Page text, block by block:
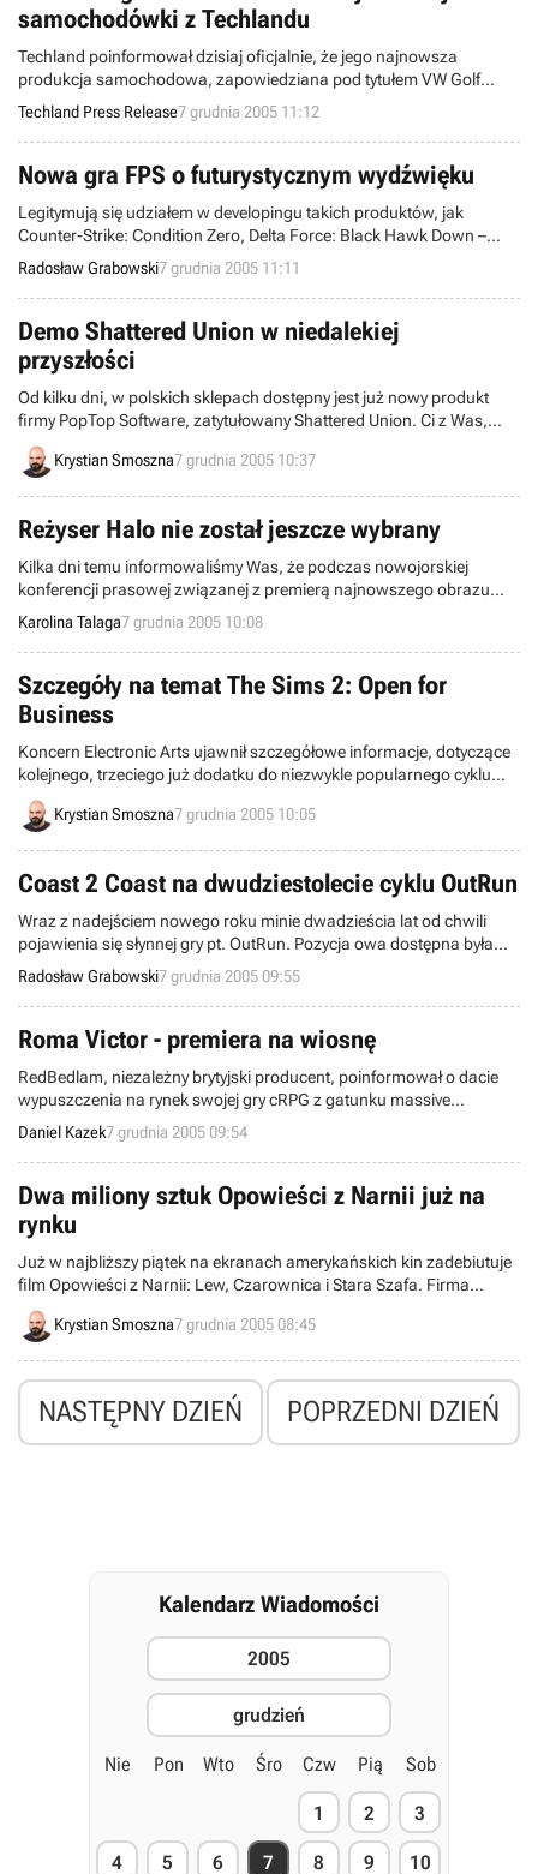
samochodówki z Techlandu
Techland poinformował dzisiaj oficjalnie, że jego najnowsza
produkcja samochodowa, zapowiedziana pod tytułem VW Golf
Racer w maju bieżącego roku zyskała ostateczny tytuł GTI Racing.
Techland Press Release7 grudnia 2005 11:12
Nowa gra FPS o futurystycznym wydźwięku
Legitymują się udziałem w developingu takich produktów, jak
Counter-Strike: Condition Zero, Delta Force: Black Hawk Down –
Team Sabre i Star Trek: Elite Force II – tak pokrótce można
scharakteryzować pracowników Futrix Studios. Teraz Thearrel
„Kiltron” McKinney wraz z zespołem przygotowuje nową grę z
gatunku FPS, dedykowaną wyłącznie PeCetom i nazwaną Future
Radosław Grabowski7 grudnia 2005 11:11
Demo Shattered Union w niedalekiej
przyszłości
Od kilku dni, w polskich sklepach dostępny jest już nowy produkt
firmy PopTop Software, zatytułowany Shattered Union. Ci z Was,
którzy nie chcą kupować kota w worku, mogą poczekać na oficjalne
demo, które w Internecie zadebiutuje już niedługo.
Krystian Smoszna7 grudnia 2005 10:37
Reżyser Halo nie został jeszcze wybrany
Kilka dni temu informowaliśmy Was, że podczas nowojorskiej
konferencji prasowej związanej z premierą najnowszego obrazu
Petera Jacksona, zatytułowanego King Kong, padło
najprawdopodobniej nazwisko człowieka, który wyreżyseruje film
Halo. Chodziło o Guillermo Del Toro. Dziś wiemy już, że powyższa
informacja okazała się tyleż samo pochopna, co nieprawdziwa.
Karolina Talaga7 grudnia 2005 10:08
Szczegóły na temat The Sims 2: Open for
Business
Koncern Electronic Arts ujawnił szczegółowe informacje, dotyczące
kolejnego, trzeciego już dodatku do niezwykle popularnego cyklu
The Sims 2. Open for Business, bo tak nazywa się nowe
rozszerzenie, zadebiutuje na rynku elektronicznej rozrywki 2 marca
Krystian Smoszna7 grudnia 2005 10:05
Coast 2 Coast na dwudziestolecie cyklu OutRun
Wraz z nadejściem nowego roku minie dwadzieścia lat od chwili
pojawienia się słynnej gry pt. OutRun. Pozycja owa dostępna była
początkowo wyłącznie w salonach z automatami zręcznościowymi,
a dopiero później zagościła m.in. na PeCetach. Rok 2003 przyniósł
produkt o nazwie OutRun 2, czyli de facto czwartą część serii
(uwzględniając Turbo OutRun i OutRunners). Teraz szykuje się piąta
Radosław Grabowski7 grudnia 2005 09:55
Roma Victor - premiera na wiosnę
RedBedlam, niezależny brytyjski producent, poinformował o dacie
wypuszczenia na rynek swojej gry cRPG z gatunku massive
multiplayer online. Roma Victor, bo o tym produkcie mowa, dostępny
będzie na początku kwietnia przyszłego roku.
Daniel Kazek7 grudnia 2005 09:54
Dwa miliony sztuk Opowieści z Narnii już na
rynku
Już w najbliższy piątek na ekranach amerykańskich kin zadebiutuje
film Opowieści z Narnii: Lew, Czarownica i Stara Szafa. Firma
Buena Vista Games, która w imperium Walta Disney’a odpowiada za
produkcję gry pod tym samym tytułem, oferuje wirtualną opowieść o
Krystian Smoszna7 grudnia 2005 08:45
NASTĘPNY DZIEŃ POPRZEDNI DZIEŃ
Kalendarz Wiadomości
2005
grudzień
Nie Pon Wto Śro Czw Pią Sob
1 2 3
4 5 6 7 8 9 10